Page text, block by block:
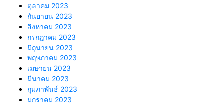
ตุลาคม 2023
กันยายน 2023
สิงหาคม 2023
กรกฎาคม 2023
มิถุนายน 2023
พฤษภาคม 2023
เมษายน 2023
มีนาคม 2023
กุมภาพันธ์ 2023
มกราคม 2023